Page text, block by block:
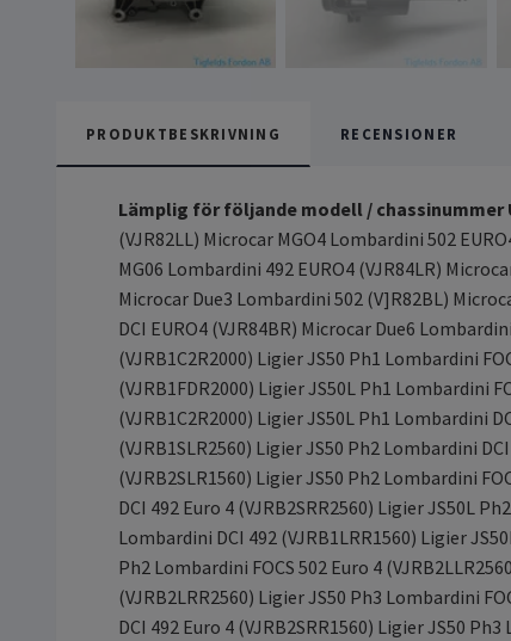
PRODUKTBESKRIVNING RECENSIONER
Lämplig för följande modell / chassinummer
(VJR82LL) Microcar MGO4 Lombardini 502
MG06 Lombardini 492 EURO4 (VJR84LR)
Microcar Due3 Lombardini 502 (V]R82BL)
DCI EURO4 (VJR84BR) Microcar Due6
(VJRB1C2R2000) Ligier JS50 Ph1 Lombardini
(VJRB1FDR2000) Ligier JS50L Ph1 Lombardini
(VJRB1C2R2000) Ligier JS50L Ph1 Lombardini
(VJRB1SLR2560) Ligier JS50 Ph2 Lombardini
(VJRB2SLR1560) Ligier JS50 Ph2 Lombardini
DCI 492 Euro 4 (VJRB2SRR2560) Ligier JS50L
Lombardini DCI 492 (VJRB1LRR1560) Ligier
Ph2 Lombardini FOCS 502 Euro 4
(VJRB2LRR2560) Ligier JS50 Ph3 Lombardini
DCI 492 Euro 4 (VJRB2SRR1560) Ligier JS50